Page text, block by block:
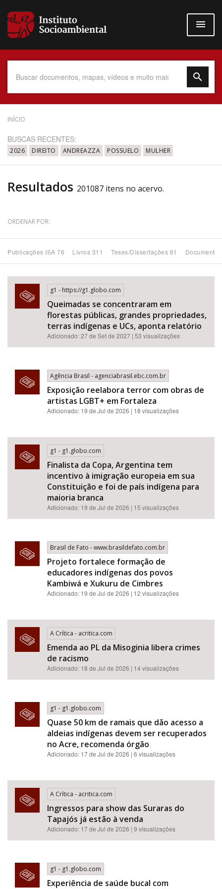
para
conteúdo
Data do Documento
Até
Povo Indígena
Subtema
Área de Levantamento
Área Protegida
BUSCAR
INÍCIO
BUSCAS RECENTES:
2026 DIREITO ANDREAZZA POSSUELO MULHER
Resultados 201087 itens no acervo.
ORDENAR POR:
Publicações ISA 76 Livros 311 Teses/Dissertações 61
g1 - https://g1.globo.com
Queimadas se concentraram em
florestas públicas, grandes propriedades,
terras indígenas e UCs, aponta relatório
Adicionado: 27 de Set de 2027 | 53 visualizações
Agência Brasil - agenciabrasil.ebc.com.br
Exposição reelabora terror com obras de
artistas LGBT+ em Fortaleza
Adicionado: 19 de Jul de 2026 | 18 visualizações
g1 - g1.globo.com
Finalista da Copa, Argentina tem
incentivo à imigração europeia em sua
Constituição e foi de país indígena para
maioria branca
Adicionado: 19 de Jul de 2026 | 15 visualizações
Brasil de Fato - www.brasildefato.com.br
Projeto fortalece formação de
educadores indígenas dos povos
Kambiwá e Xukuru de Cimbres
Adicionado: 19 de Jul de 2026 | 12 visualizações
A Crítica - acritica.com
Emenda ao PL da Misoginia libera crimes
de racismo​​​​​​​​​​​​​​​​​​​​​​​​​​​​​​​​​​​​​​​​​​
Adicionado: 18 de Jul de 2026 | 14 visualizações
g1 - g1.globo.com
Quase 50 km de ramais que dão acesso a
aldeias indígenas devem ser recuperados
no Acre, recomenda órgão
Adicionado: 17 de Jul de 2026 | 6 visualizações
A Crítica - acritica.com
Ingressos para show das Suraras do
Tapajós já estão à venda
Adicionado: 17 de Jul de 2026 | 9 visualizações
g1 - g1.globo.com
Experiência de saúde bucal com